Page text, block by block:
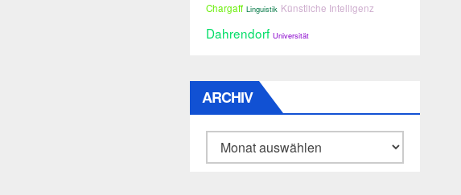
Chargaff Linguistik Künstliche Intelligenz
Dahrendorf Universität
ARCHIV
Archiv